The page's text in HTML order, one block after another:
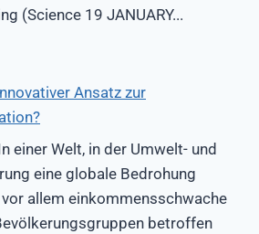
(Science 19 JANUARY...
Ansatz zur
einer Welt, in der Umwelt- und
eine globale Bedrohung
allem einkommensschwache
betroffen